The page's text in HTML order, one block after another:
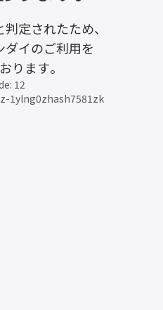
定されたため、
ダイのご利用を
ります。
12
1ylng0zhash7581zk